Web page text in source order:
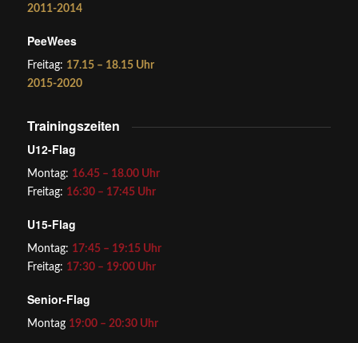
2011-2014
PeeWees
Freitag: 17.15 – 18.15 Uhr
2015-2020
Trainingszeiten
U12-Flag
Montag: 16.45 – 18.00 Uhr
Freitag: 16:30 – 17:45 Uhr
U15-Flag
Montag: 17:45 – 19:15 Uhr
Freitag: 17:30 – 19:00 Uhr
Senior-Flag
Montag 19:00 – 20:30 Uhr